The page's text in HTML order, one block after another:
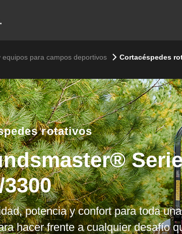
equipos para campos deportivos Cortacéspedes
rotativos
4000
rotativo extremadamente
potencia donde más la necesita,